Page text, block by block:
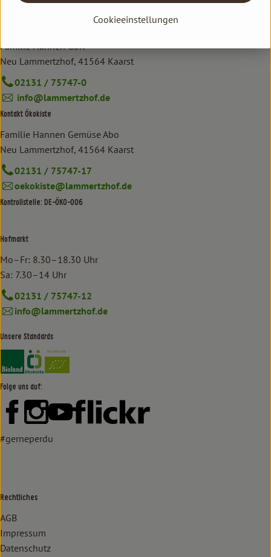
Familie Hannen GbR
Neu Lammertzhof, 41564 Kaarst
02131 / 75747-0
info@lammertzhof.de
Kontakt Ökokiste
Familie Hannen Gemüse Abo
Neu Lammertzhof, 41564 Kaarst
02131 / 75747-17
oekokiste@lammertzhof.de
Kontrollstelle: DE-ÖKO-006
Hofmarkt
Mo–Fr: 8.30–18.30 Uhr
Sa: 7.30–14 Uhr
02131 / 75747-12
info@lammertzhof.de
Unsere Standards
Externer Link zu https://www.bioland.de/verbraucher
Externer Link zu https://www.oekokiste.de/
Folge uns auf:
Externer Link zu https://www.facebook.com/lammertzhof/
Externer Link zu https://www.instagram.com/
Externer Link zu https://www.youtube.com/
Externer Link zu https://
#gerneperdu
Rechtliches
AGB
Impressum
Datenschutz
Cookieeinstellungen